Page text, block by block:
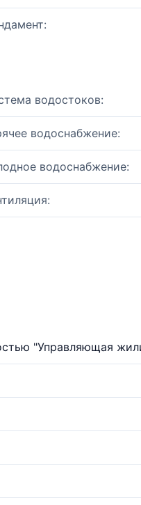
водостоков:
водоснабжение:
водоснабжение:
"Управляющая